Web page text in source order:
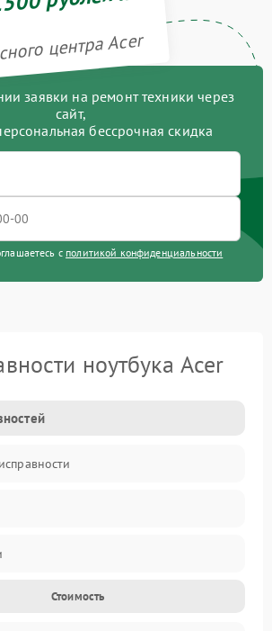
центра Acer
заявки на ремонт техники через
сайт,
бессрочная скидка
с политикой конфиденциальности
ноутбука Acer
Стоимость